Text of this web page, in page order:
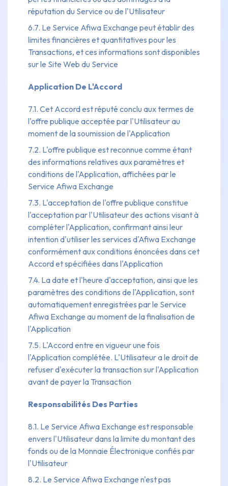
réputation du Service ou de l'Utilisateur
6.7. Le Service Afiwa Exchange peut établir des
limites financières et quantitatives pour les
Transactions, et ces informations sont disponibles
sur le Site Web du Service
Application De L'Accord
7.1. Cet Accord est réputé conclu aux termes de
l'offre publique acceptée par l'Utilisateur au
moment de la soumission de l'Application
7.2. L'offre publique est reconnue comme étant
des informations relatives aux paramètres et
conditions de l'Application, affichées par le
Service Afiwa Exchange
7.3. L'acceptation de l'offre publique constitue
l'acceptation par l'Utilisateur des actions visant à
compléter l'Application, confirmant ainsi leur
intention d'utiliser les services d'Afiwa Exchange
conformément aux conditions énoncées dans cet
Accord et spécifiées dans l'Application
7.4. La date et l'heure d'acceptation, ainsi que les
paramètres des conditions de l'Application, sont
automatiquement enregistrées par le Service
Afiwa Exchange au moment de la finalisation de
l'Application
7.5. L'Accord entre en vigueur une fois
l'Application complétée. L'Utilisateur a le droit de
refuser d'exécuter la transaction sur l'Application
avant de payer la Transaction
Responsabilités Des Parties
8.1. Le Service Afiwa Exchange est responsable
envers l'Utilisateur dans la limite du montant des
fonds ou de la Monnaie Électronique confiés par
l'Utilisateur
8.2. Le Service Afiwa Exchange n'est pas